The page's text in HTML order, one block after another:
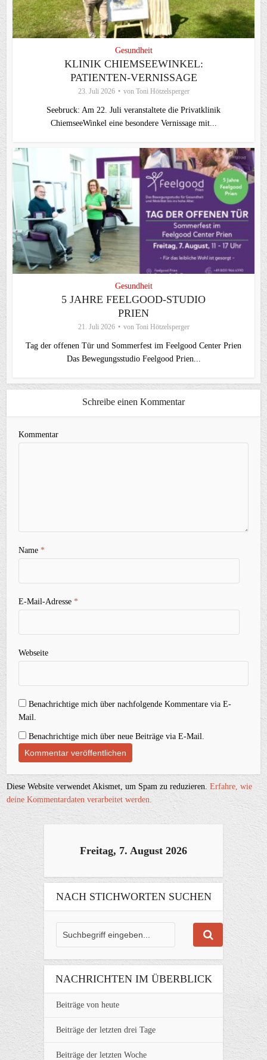
Gesundheit
KLINIK CHIEMSEEWINKEL:
PATIENTEN-VERNISSAGE
23. Juli 2026 von Toni Hötzelsperger
Seebruck: Am 22. Juli veranstaltete die Privatklinik
ChiemseeWinkel eine besondere Vernissage mit...
Gesundheit
5 JAHRE FEELGOOD-STUDIO
PRIEN
21. Juli 2026 von Toni Hötzelsperger
Tag der offenen Tür und Sommerfest im Feelgood Center Prien
Das Bewegungsstudio Feelgood Prien...
Schreibe einen Kommentar
Kommentar
Name*
E-Mail-Adresse*
Webseite
Benachrichtige mich über nachfolgende Kommentare via E-
Mail.
Benachrichtige mich über neue Beiträge via E-Mail.
Diese Website verwendet Akismet, um Spam zu reduzieren.Erfahre, wie
deine Kommentardaten verarbeitet werden.
Freitag, 7. August 2026
NACH STICHWORTEN SUCHEN
NACHRICHTEN IM ÜBERBLICK
Beiträge von heute
Beiträge der letzten drei Tage
Beiträge der letzten Woche